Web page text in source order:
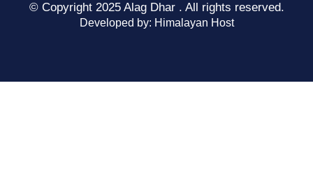
© Copyright 2025 Alag Dhar . All rights reserved.
Developed by: Himalayan Host